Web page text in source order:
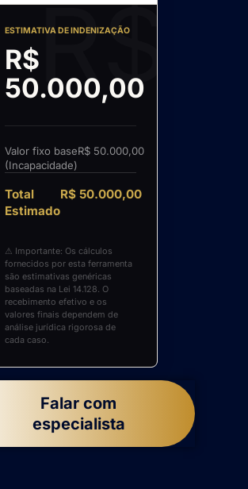
ESTIMATIVA DE INDENIZAÇÃO
R$
50.000,00
Valor fixo base
(Incapacidade)
R$ 50.000,00
Total
Estimado
R$ 50.000,00
⚠ Importante: Os cálculos
fornecidos por esta ferramenta
são estimativas genéricas
baseadas na Lei 14.128. O
recebimento efetivo e os
valores finais dependem de
análise jurídica rigorosa de
cada caso.
Falar com
especialista